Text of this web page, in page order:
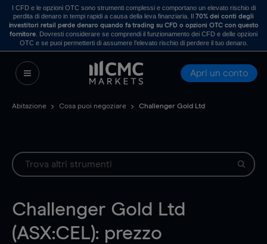
I CFD e le opzioni OTC sono strumenti complessi e comportano un elevato rischio di
perdita di denaro in tempi rapidi a causa della leva finanziaria. Il70% dei conti degli
investitori retail perde denaro quando fa trading su CFD o opzioni OTC con questo
fornitore . Dovresti considerare se comprendi il funzionamento dei CFD e delle opzioni
OTC e se puoi permetterti di assumere l’elevato rischio di perdere il tuo denaro.
Apri un conto
Abitazione Cosa puoi negoziare Challenger Gold Ltd
Challenger Gold Ltd
(ASX:CEL): prezzo